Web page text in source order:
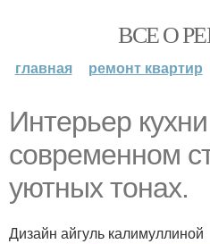
ВСЕ О
главная ремонт квартир
Интерьер
современном
уютных тонах.
Дизайн айгуль калимуллиной